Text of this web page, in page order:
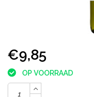
€9,85
OP VOORRAAD